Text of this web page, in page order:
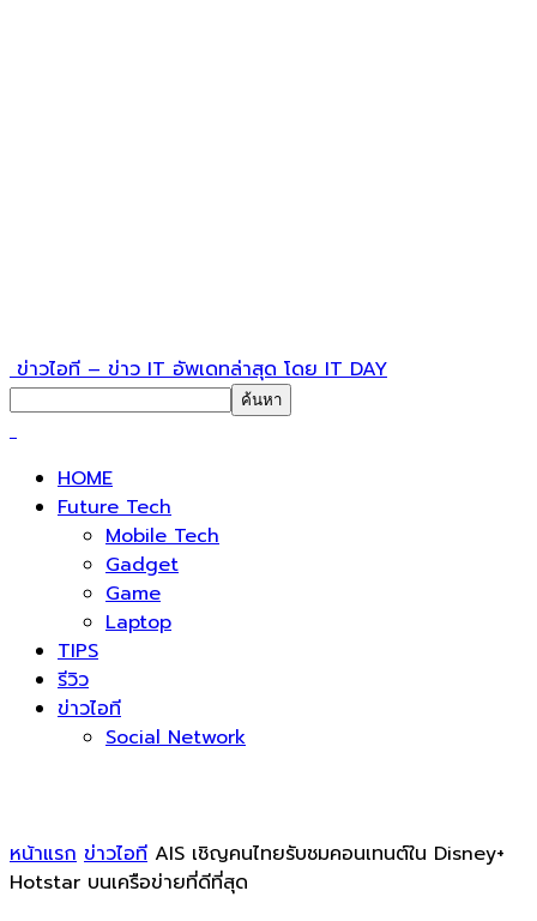
ข่าวไอที – ข่าว IT อัพเดทล่าสุด โดย IT DAY
HOME
Future Tech
Mobile Tech
Gadget
Game
Laptop
TIPS
รีวิว
ข่าวไอที
Social Network
หน้าแรก ข่าวไอที AIS เชิญคนไทยรับชมคอนเทนต์ใน Disney+
Hotstar บนเครือข่ายที่ดีที่สุด